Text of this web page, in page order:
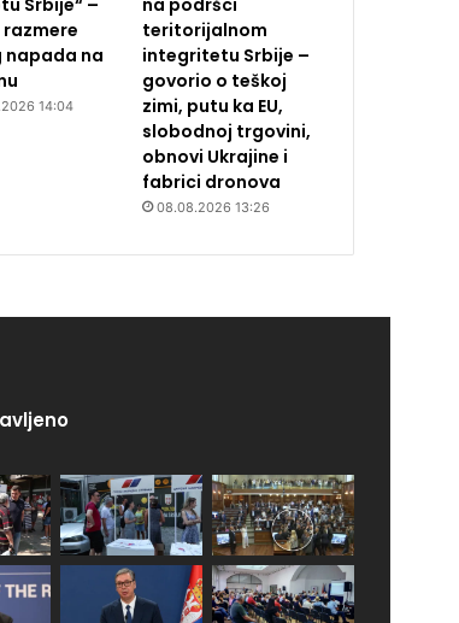
Srbije“ –
napada na
14:04
na podršci
teritorijalnom
integritetu Srbije –
govorio o teškoj
zimi, putu ka EU,
slobodnoj trgovini,
obnovi Ukrajine i
fabrici dronova
08.08.2026 13:26